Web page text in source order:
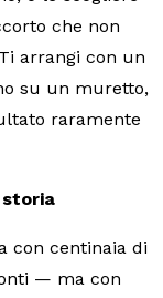
che non
arrangi con un
su un muretto,
raramente
storia
con centinaia di
— ma con